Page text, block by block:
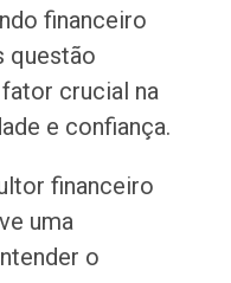
financeiro
questão
crucial na
e confiança.
financeiro
uma
o